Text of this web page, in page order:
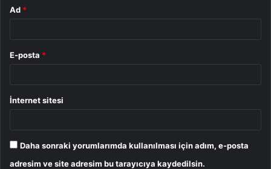
Ad *
E-posta *
İnternet sitesi
Daha sonraki yorumlarımda kullanılması için adım, e-posta
adresim ve site adresim bu tarayıcıya kaydedilsin.